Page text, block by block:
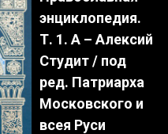
энциклопедия.
Т. 1. А – Алексий
Студит / под
ред. Патриарха
Московского и
всея Руси